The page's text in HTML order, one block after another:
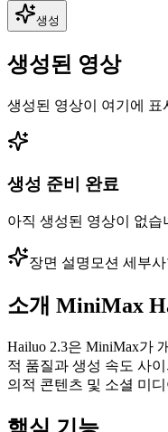
생성
생성된 영상
생성된 영상이 여기에 표
생성 준비 완료
아직 생성된 영상이 없
장면 설명 모션 세부
소개 MiniMax
Hailuo 2.3은 MiniMax가
적 품질과 생성 속도 사
의적 콘텐츠 및 소셜 미